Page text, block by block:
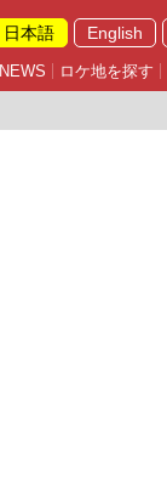
日本語 English
NEWS ロケ地を探す